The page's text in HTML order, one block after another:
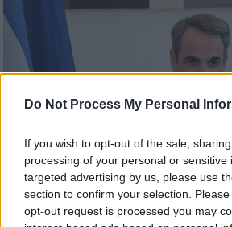
Do Not Process My Personal
If you wish to opt-out of the sale,
processing of your personal or sensitive
targeted advertising by us, please use
section to confirm your selection.
opt-out request is processed you may